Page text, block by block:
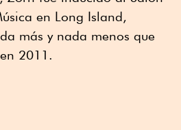
en Long Island,
más y nada menos que
2011.